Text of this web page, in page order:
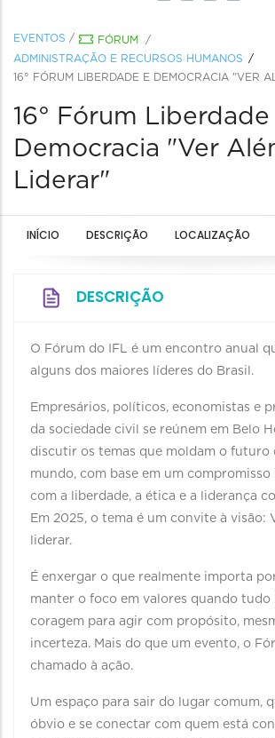
EVENTOS / FÓRUM
/
ADMINISTRAÇÃO E RECURSOS HUMANOS
16° FÓRUM LIBERDADE E DEMOCRACIA "VER
16° Fórum Liberdade
Democracia "Ver
Liderar"
INÍCIO DESCRIÇÃO LOCALIZAÇÃO
DESCRIÇÃO
O Fórum do IFL é um encontro anual
alguns dos maiores líderes do Brasil.
Empresários, políticos, economistas e
da sociedade civil se reúnem em Belo
discutir os temas que moldam o futuro
mundo, com base em um compromisso
com a liberdade, a ética e a liderança
Em 2025, o tema é um convite à visão:
liderar.
É enxergar o que realmente importa
manter o foco em valores quando tudo
coragem para agir com propósito,
incerteza. Mais do que um evento, o
chamado à ação.
Um espaço para sair do lugar comum,
óbvio e se conectar com quem está